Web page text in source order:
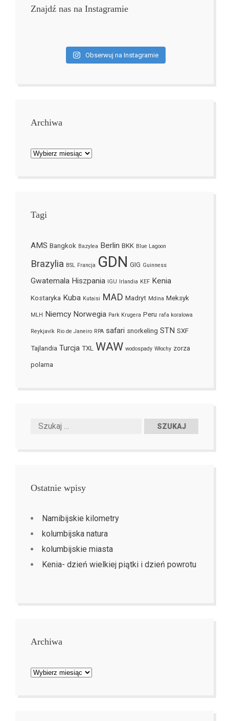
Znajdź nas na Instagramie
Obserwuj na Instagramie
Archiwa
Archiwa
Tagi
AMS Bangkok Bazylea Berlin BKK Blue Lagoon
Brazylia BSL Francja GDN GIG Guinness
Gwatemala Hiszpania IGU Irlandia KEF Kenia
Kostaryka Kuba Kutaisi MAD Madryt Mdina Meksyk
MLH Niemcy Norwegia Park Krugera Peru rafa koralowa
Reykjavík Rio de Janeiro RPA safari snorkeling STN SXF
Tajlandia Turcja TXL WAW wodospady Włochy zorza
polarna
Ostatnie wpisy
Namibijskie kilometry
kolumbijska natura
kolumbijskie miasta
Kenia- dzień wielkiej piątki i dzień powrotu
Archiwa
Archiwa